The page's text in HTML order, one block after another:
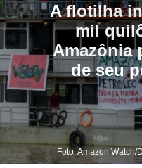
A flotilha
mil
Amazônia
de seu
Foto: Amazon